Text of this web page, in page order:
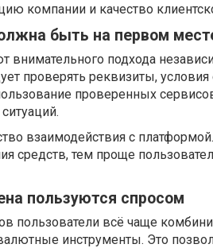
компании и качество
быть на первом
внимательного подхода
проверять реквизиты,
проверенных
взаимодействия с
средств, тем проще
пользуются спросом
пользователи всё чаще
инструменты. Это